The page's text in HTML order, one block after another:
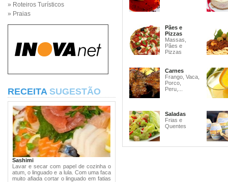
» Roteiros Turísticos
» Praias
RECEITA SUGESTÃO
Sashimi
Lavar e secar com papel de cozinha o
atum, o linguado e a lula. Com uma faca
muito afiada cortar o linguado em fatias
Pães e
Pizzas
Massas,
Pães e
Pizzas
Carnes
Frango, Vaca,
Porco,
Peru,...
Saladas
Frias e
Quentes